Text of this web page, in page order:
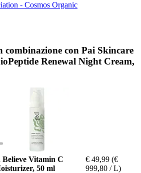
- Cosmos Organic
combinazione con Pai Skincare
Renewal Night Cream,
Vitamin C
50 ml
€ 49,99 (€
999,80 / L)